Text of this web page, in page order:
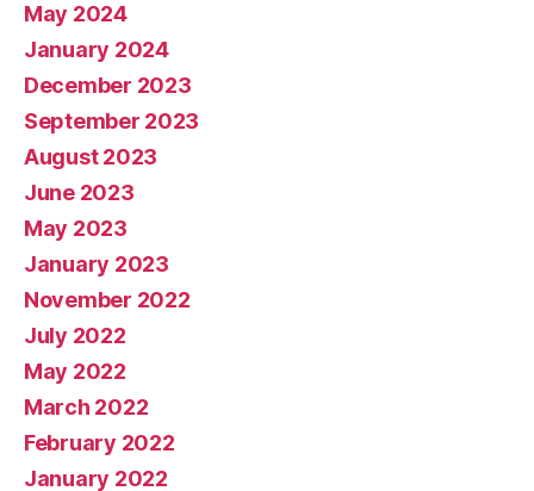
May 2024
January 2024
December 2023
September 2023
August 2023
June 2023
May 2023
January 2023
November 2022
July 2022
May 2022
March 2022
February 2022
January 2022